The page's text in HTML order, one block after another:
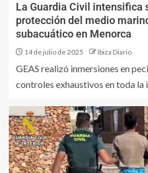
La Guardia Civil intensifica
protección del medio
subacuático en Menorca
14 de julio de 2025 Ibiza Diario
GEAS realizó inmersiones en
controles exhaustivos en toda la